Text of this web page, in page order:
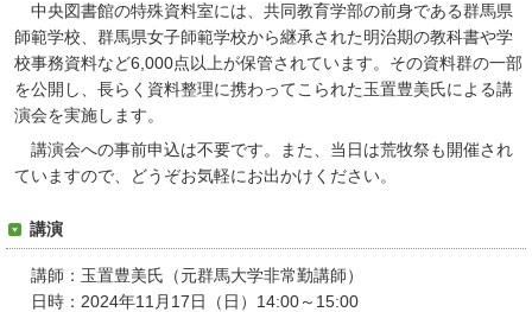
中央図書館の特殊資料室には、共同教育学部の前身である群馬県
師範学校、群馬県女子師範学校から継承された明治期の教科書や学
校事務資料など6,000点以上が保管されています。その資料群の一部
を公開し、長らく資料整理に携わってこられた玉置豊美氏による講
演会を実施します。
講演会への事前申込は不要です。また、当日は荒牧祭も開催され
ていますので、どうぞお気軽にお出かけください。
講演
講師：玉置豊美氏（元群馬大学非常勤講師）
日時：2024年11月17日（日）14:00～15:00